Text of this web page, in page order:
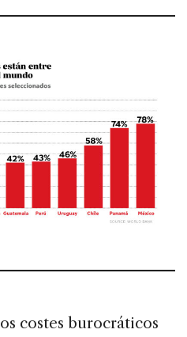
costes burocráticos